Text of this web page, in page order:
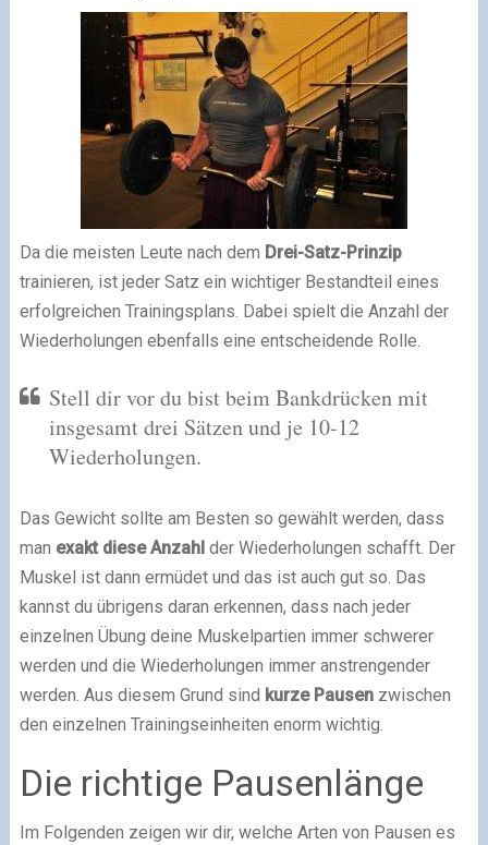
Da die meisten Leute nach dem Drei-Satz-Prinzip
trainieren, ist jeder Satz ein wichtiger Bestandteil eines
erfolgreichen Trainingsplans. Dabei spielt die Anzahl der
Wiederholungen ebenfalls eine entscheidende Rolle.
Stell dir vor du bist beim Bankdrücken mit
insgesamt drei Sätzen und je 10-12
Wiederholungen.
Das Gewicht sollte am Besten so gewählt werden, dass
man exakt diese Anzahlder Wiederholungen schafft. Der
Muskel ist dann ermüdet und das ist auch gut so. Das
kannst du übrigens daran erkennen, dass nach jeder
einzelnen Übung deine Muskelpartien immer schwerer
werden und die Wiederholungen immer anstrengender
werden. Aus diesem Grund sind kurze Pausenzwischen
den einzelnen Trainingseinheiten enorm wichtig.
Die richtige Pausenlänge
Im Folgenden zeigen wir dir, welche Arten von Pausen es